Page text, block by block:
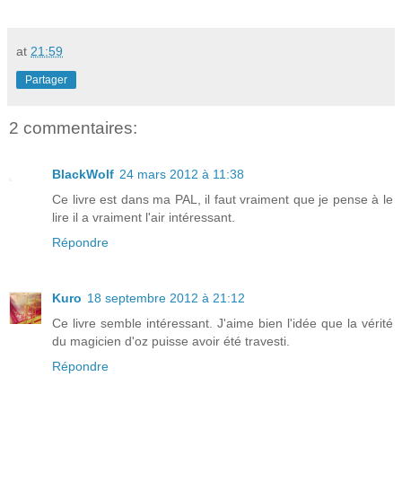
at 21:59
Partager
2 commentaires:
BlackWolf 24 mars 2012 à 11:38
Ce livre est dans ma PAL, il faut vraiment que je pense à le
lire il a vraiment l'air intéressant.
Répondre
Kuro 18 septembre 2012 à 21:12
Ce livre semble intéressant. J'aime bien l'idée que la vérité
du magicien d'oz puisse avoir été travesti.
Répondre